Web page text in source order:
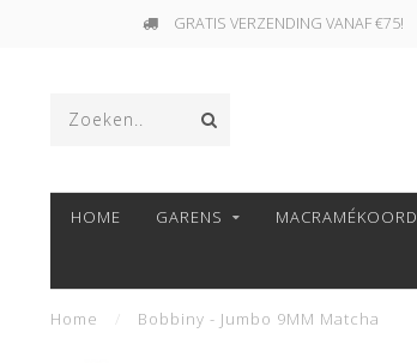
GRATIS VERZENDING VANAF €75!
HOME GARENS MACRAMÉKOORD
Home Bobbiny - Jumbo 9MM Matcha